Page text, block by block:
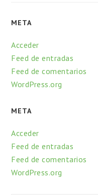
META
Acceder
Feed de entradas
Feed de comentarios
WordPress.org
META
Acceder
Feed de entradas
Feed de comentarios
WordPress.org